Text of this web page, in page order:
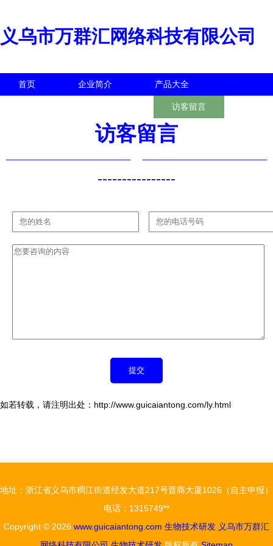
义乌市万群汇网络科技有限公司
首页 企业简介 产品大全
访客留言
访客留言
----------------
如若转载，请注明出处：http://www.guicaiantong.com/ly.html
地址：浙江省义乌市稠江街道经发大道217号晋商大厦1026（自主申报）
电话：1315749**
Copyright © 2026 www.guicaiantong.com 生物技术研发 义乌市万群汇